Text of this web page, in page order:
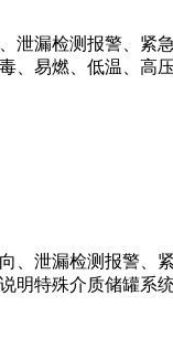
泄漏检测报警、紧
、易燃、低温、高
、泄漏检测报警、
明特殊介质储罐系